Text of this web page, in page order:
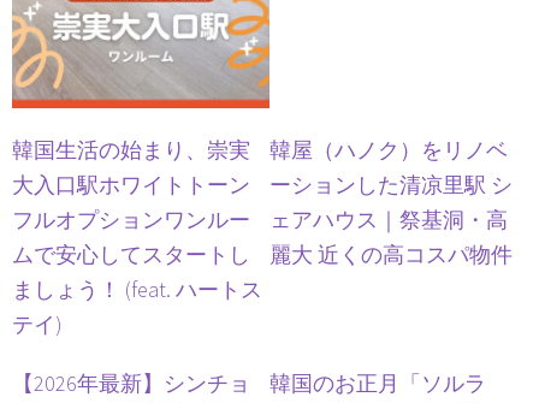
韓国生活の始まり、崇実
大入口駅ホワイトトーン
フルオプションワンルー
ムで安心してスタートし
ましょう！ (feat. ハートス
テイ)
韓屋（ハノク）をリノベ
ーションした清凉里駅 シ
ェアハウス｜祭基洞・高
麗大 近くの高コスパ物件
【2026年最新】シンチョ
韓国のお正月「ソルラ